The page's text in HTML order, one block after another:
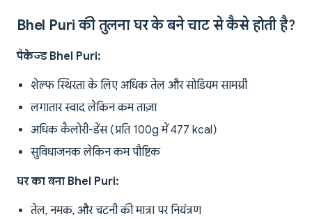
Bhel Puri की तुलना घर के बने चाट से कैसे होती है?
पैकेज्ड Bhel Puri:
शेल्फ स्थिरता के लिए अधिक तेल और सोडियम सामग्री
लगातार स्वाद लेकिन कम ताज़ा
अधिक कैलोरी-डेंस (प्रति 100g में 477 kcal)
सुविधाजनक लेकिन कम पौष्टिक
घर का बना Bhel Puri:
तेल, नमक, और चटनी की मात्रा पर नियंत्रण